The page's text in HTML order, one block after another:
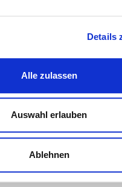
Details
Alle zulassen
Auswahl erlauben
Ablehnen